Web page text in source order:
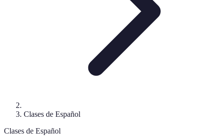
Clases de Español
Clases de Español